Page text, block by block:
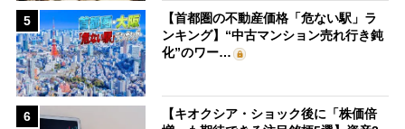
5
【首都圏の不動産価格「危ない駅」ラ
ンキング】“中古マンション売れ行き鈍
化”のワー…
6
【キオクシア・ショック後に「株価倍